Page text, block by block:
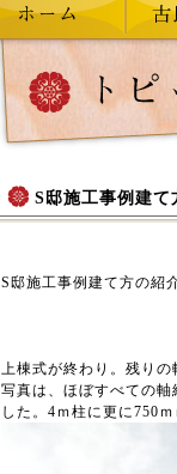
S邸施工事例建て
S邸施工事例建て方の紹
上棟式が終わり。残りの
写真は、ほぼすべての
した。4ｍ柱に更に750